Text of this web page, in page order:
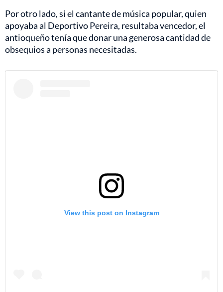
Por otro lado, si el cantante de música popular, quien
apoyaba al Deportivo Pereira, resultaba vencedor, el
antioqueño tenía que donar una generosa cantidad de
obsequios a personas necesitadas.
View this post on Instagram